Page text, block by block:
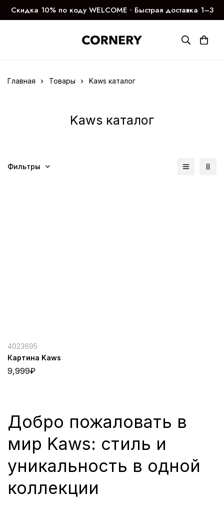
Скидка 10% по коду WELCOME ∙ Быстрая доставка 1–3
дня
Главная Товары Kaws каталог
Kaws каталог
Фильтры
4023695
Картина Kaws
9,999₽
Добро пожаловать в
мир Kaws: стиль и
уникальность в одной
коллекции